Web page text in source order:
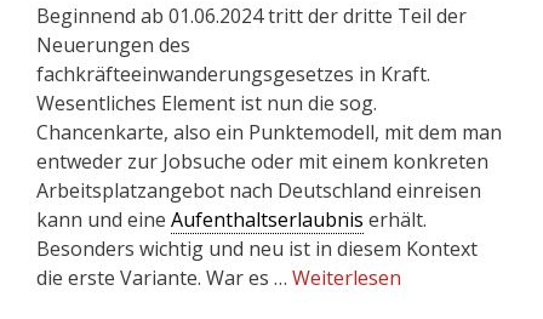
Beginnend ab 01.06.2024 tritt der dritte Teil der
Neuerungen des
fachkräfteeinwanderungsgesetzes in Kraft.
Wesentliches Element ist nun die sog.
Chancenkarte, also ein Punktemodell, mit dem man
entweder zur Jobsuche oder mit einem konkreten
Arbeitsplatzangebot nach Deutschland einreisen
kann und eine Aufenthaltserlaubnis erhält.
Besonders wichtig und neu ist in diesem Kontext
die erste Variante. War es … Weiterlesen